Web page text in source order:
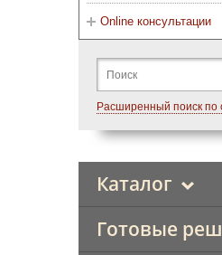
Online консультации
Расширенный поиск по
Каталог
Готовые